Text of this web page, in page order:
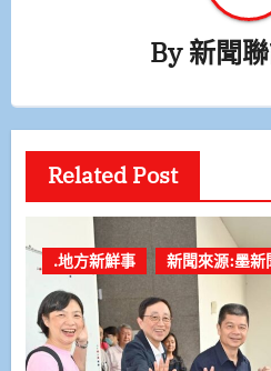
By新聞
Related Post
.地方新鮮事 新聞來源:墨新